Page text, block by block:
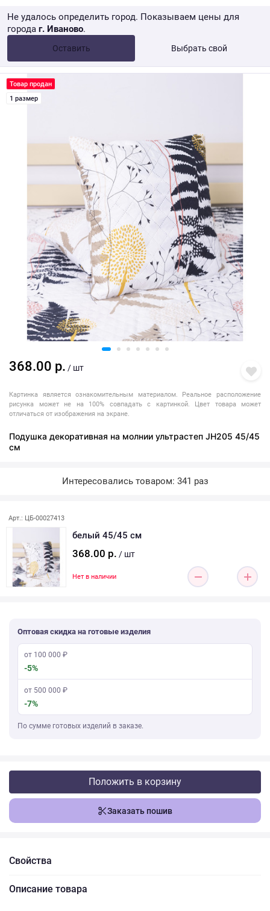
Не удалось определить город. Показываем цены для
города г. Иваново.
Оставить Выбрать свой
от 10 000 ₽ Розница → WB
Товар продан
1 размер
368.00 р. / шт
Картинка является ознакомительным материалом. Реальное расположение
рисунка может не на 100% совпадать с картинкой. Цвет товара может
отличаться от изображения на экране.
Подушка декоративная на молнии ультрастеп JH205 45/45
см
Интересовались товаром: 341 раз
Арт.: ЦБ-00027413
белый 45/45 см
368.00 р. / шт
Нет в наличии
Оптовая скидка на готовые изделия
от 100 000 ₽
-5%
от 500 000 ₽
-7%
По сумме готовых изделий в заказе.
Положить в корзину
Заказать пошив
Свойства
Описание товара